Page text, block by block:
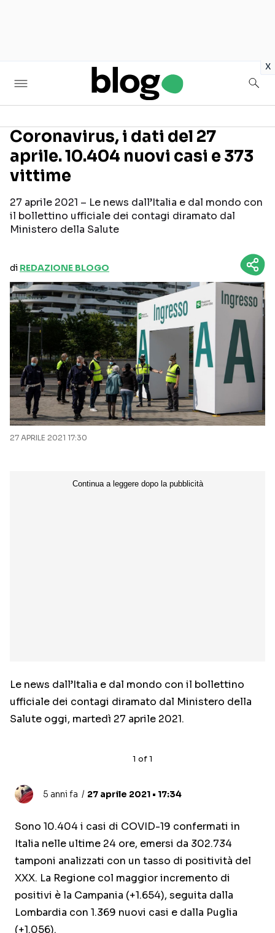
x
Seguici sui social
Coronavirus, i dati del 27
aprile. 10.404 nuovi casi e 373
vittime
27 aprile 2021 – Le news dall’Italia e dal mondo con
il bollettino ufficiale dei contagi diramato dal
Ministero della Salute
di REDAZIONE BLOGO
27 APRILE 2021 17:30
Le news dall’Italia e dal mondo con il bollettino
ufficiale dei contagi diramato dal Ministero della
Salute oggi, martedì 27 aprile 2021.
1 of1
5 anni fa 27 aprile 2021 • 17:34
Sono 10.404 i casi di COVID-19 confermati in
Italia nelle ultime 24 ore, emersi da 302.734
tamponi analizzati con un tasso di positività del
XXX. La Regione col maggior incremento di
positivi è la Campania (+1.654), seguita dalla
Lombardia con 1.369 nuovi casi e dalla Puglia
(+1.056).